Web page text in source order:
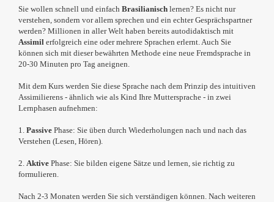
Sie wollen schnell und einfach Brasilianisch lernen? Es nicht nur
verstehen, sondern vor allem sprechen und ein echter Gesprächspartner
werden? Millionen in aller Welt haben bereits autodidaktisch mit
Assimil erfolgreich eine oder mehrere Sprachen erlernt. Auch Sie
können sich mit dieser bewährten Methode eine neue Fremdsprache in
20-30 Minuten pro Tag aneignen.
Mit dem Kurs werden Sie diese Sprache nach dem Prinzip des intuitiven
Assimilierens - ähnlich wie als Kind Ihre Muttersprache - in zwei
Lernphasen aufnehmen:
1. Passive Phase: Sie üben durch Wiederholungen nach und nach das
Verstehen (Lesen, Hören).
2. Aktive Phase: Sie bilden eigene Sätze und lernen, sie richtig zu
formulieren.
Nach 2-3 Monaten werden Sie sich verständigen können. Nach weiteren